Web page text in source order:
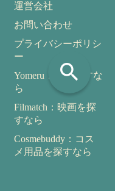
search
運営会社
お問い合わせ
プライバシーポリシ
ー
Yomeru：本を探すな
ら
Filmatch：映画を探
すなら
Cosmebuddy：コス
メ用品を探すなら